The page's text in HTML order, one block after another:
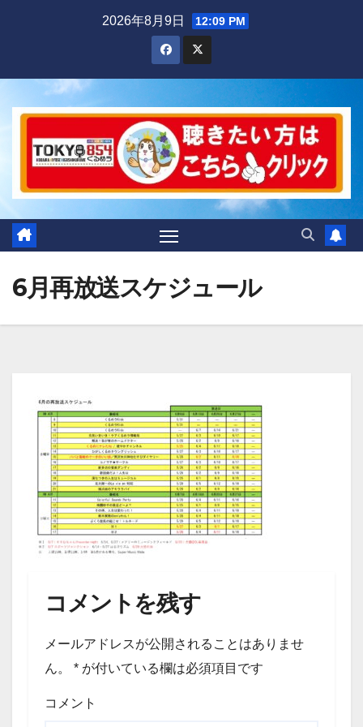
2026年8月9日 12:09 PM
6月再放送スケジュール
コメントを残す
メールアドレスが公開されることはありませ
ん。
* が付いている欄は必須項目です
コメント